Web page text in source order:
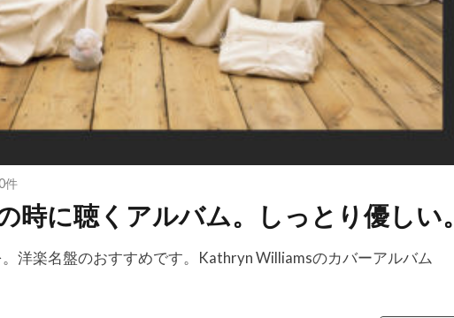
件
時に聴くアルバム。しっとり優しい。
洋楽名盤のおすすめです。Kathryn Williamsのカバーアルバム